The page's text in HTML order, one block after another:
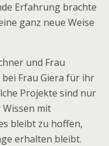
Erfahrung brachte
ganz neue Weise
und Frau
Frau Giera für ihr
Projekte sind nur
mit
bleibt zu hoffen,
erhalten bleibt.